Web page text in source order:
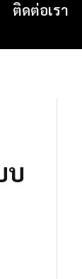
ติดต่อเรา
บ